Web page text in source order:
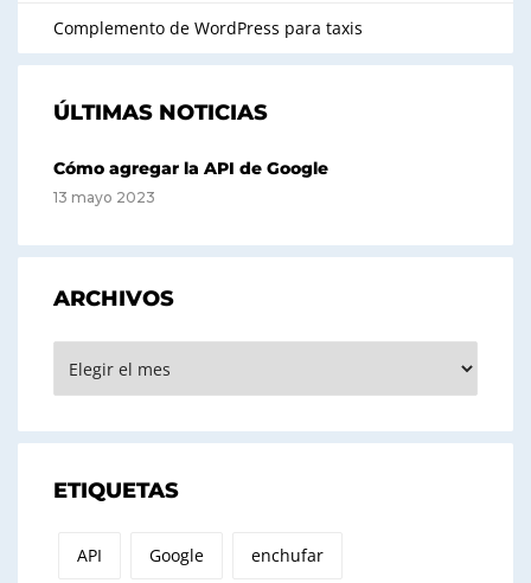
Complemento de WordPress para taxis
ÚLTIMAS NOTICIAS
Cómo agregar la API de Google
13 mayo 2023
ARCHIVOS
ETIQUETAS
API Google enchufar